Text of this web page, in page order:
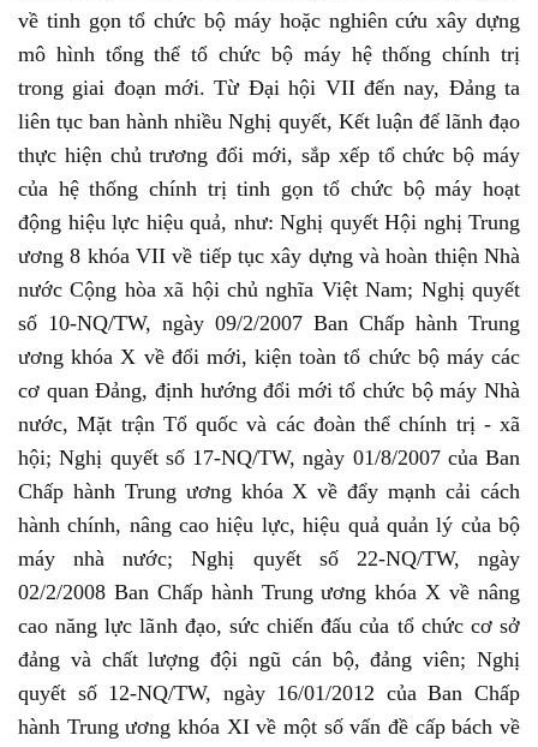
về tinh gọn tổ chức bộ máy hoặc nghiên cứu xây dựng
mô hình tổng thể tổ chức bộ máy hệ thống chính trị
trong giai đoạn mới. Từ Đại hội VII đến nay, Đảng ta
liên tục ban hành nhiều Nghị quyết, Kết luận để lãnh đạo
thực hiện chủ trương đổi mới, sắp xếp tổ chức bộ máy
của hệ thống chính trị tinh gọn tổ chức bộ máy hoạt
động hiệu lực hiệu quả, như: Nghị quyết Hội nghị Trung
ương 8 khóa VII về tiếp tục xây dựng và hoàn thiện Nhà
nước Cộng hòa xã hội chủ nghĩa Việt Nam; Nghị quyết
số 10-NQ/TW, ngày 09/2/2007 Ban Chấp hành Trung
ương khóa X về đổi mới, kiện toàn tổ chức bộ máy các
cơ quan Đảng, định hướng đổi mới tổ chức bộ máy Nhà
nước, Mặt trận Tổ quốc và các đoàn thể chính trị - xã
hội; Nghị quyết số 17-NQ/TW, ngày 01/8/2007 của Ban
Chấp hành Trung ương khóa X về đẩy mạnh cải cách
hành chính, nâng cao hiệu lực, hiệu quả quản lý của bộ
máy nhà nước; Nghị quyết số 22-NQ/TW, ngày
02/2/2008 Ban Chấp hành Trung ương khóa X về nâng
cao năng lực lãnh đạo, sức chiến đấu của tổ chức cơ sở
đảng và chất lượng đội ngũ cán bộ, đảng viên; Nghị
quyết số 12-NQ/TW, ngày 16/01/2012 của Ban Chấp
hành Trung ương khóa XI về một số vấn đề cấp bách về